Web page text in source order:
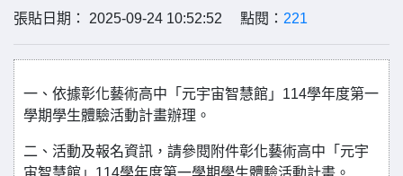
張貼日期： 2025-09-24 10:52:52 點閱： 221
一、依據彰化藝術高中「元宇宙智慧館」114學年度第一
學期學生體驗活動計畫辦理。
二、活動及報名資訊，請參閱附件彰化藝術高中「元宇
宙智慧館」114學年度第一學期學生體驗活動計畫。